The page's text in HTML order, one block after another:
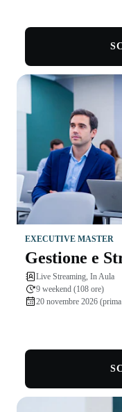
EXECUTIVE MASTER
Gestione e
Live Streaming, In Aula
9 weekend (108 ore)
20 novembre 2026